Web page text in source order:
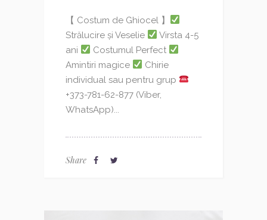
【 Costum de Ghiocel 】
Strălucire și Veselie
Virsta 4-5
ani
Costumul Perfect
Amintiri magice
Chirie
individual sau pentru grup
+373-781-62-877 (Viber,
WhatsApp)...
Share